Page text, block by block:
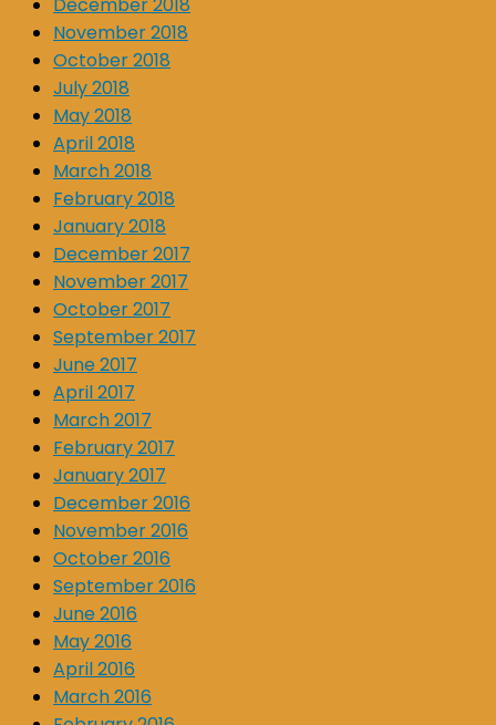
December 2018
November 2018
October 2018
July 2018
May 2018
April 2018
March 2018
February 2018
January 2018
December 2017
November 2017
October 2017
September 2017
June 2017
April 2017
March 2017
February 2017
January 2017
December 2016
November 2016
October 2016
September 2016
June 2016
May 2016
April 2016
March 2016